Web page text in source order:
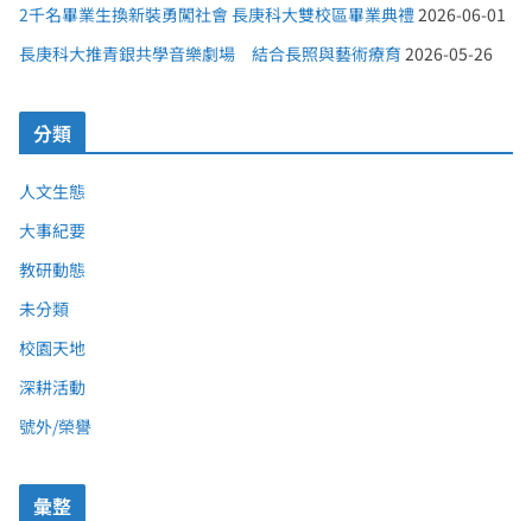
2千名畢業生換新裝勇闖社會 長庚科大雙校區畢業典禮 2026-06-01
長庚科大推青銀共學音樂劇場 結合長照與藝術療育 2026-05-26
分類
人文生態
大事紀要
教研動態
未分類
校園天地
深耕活動
號外/榮譽
彙整